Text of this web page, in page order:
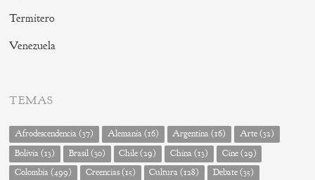
Termitero
Venezuela
TEMAS
Afrodescendencia(37) Alemania(16) Argentina(16) Arte(32)
Bolivia(13) Brasil(30) Chile(29) China(13) Cine(29)
Colombia(499) Creencias(15) Cultura(128) Debate(35)